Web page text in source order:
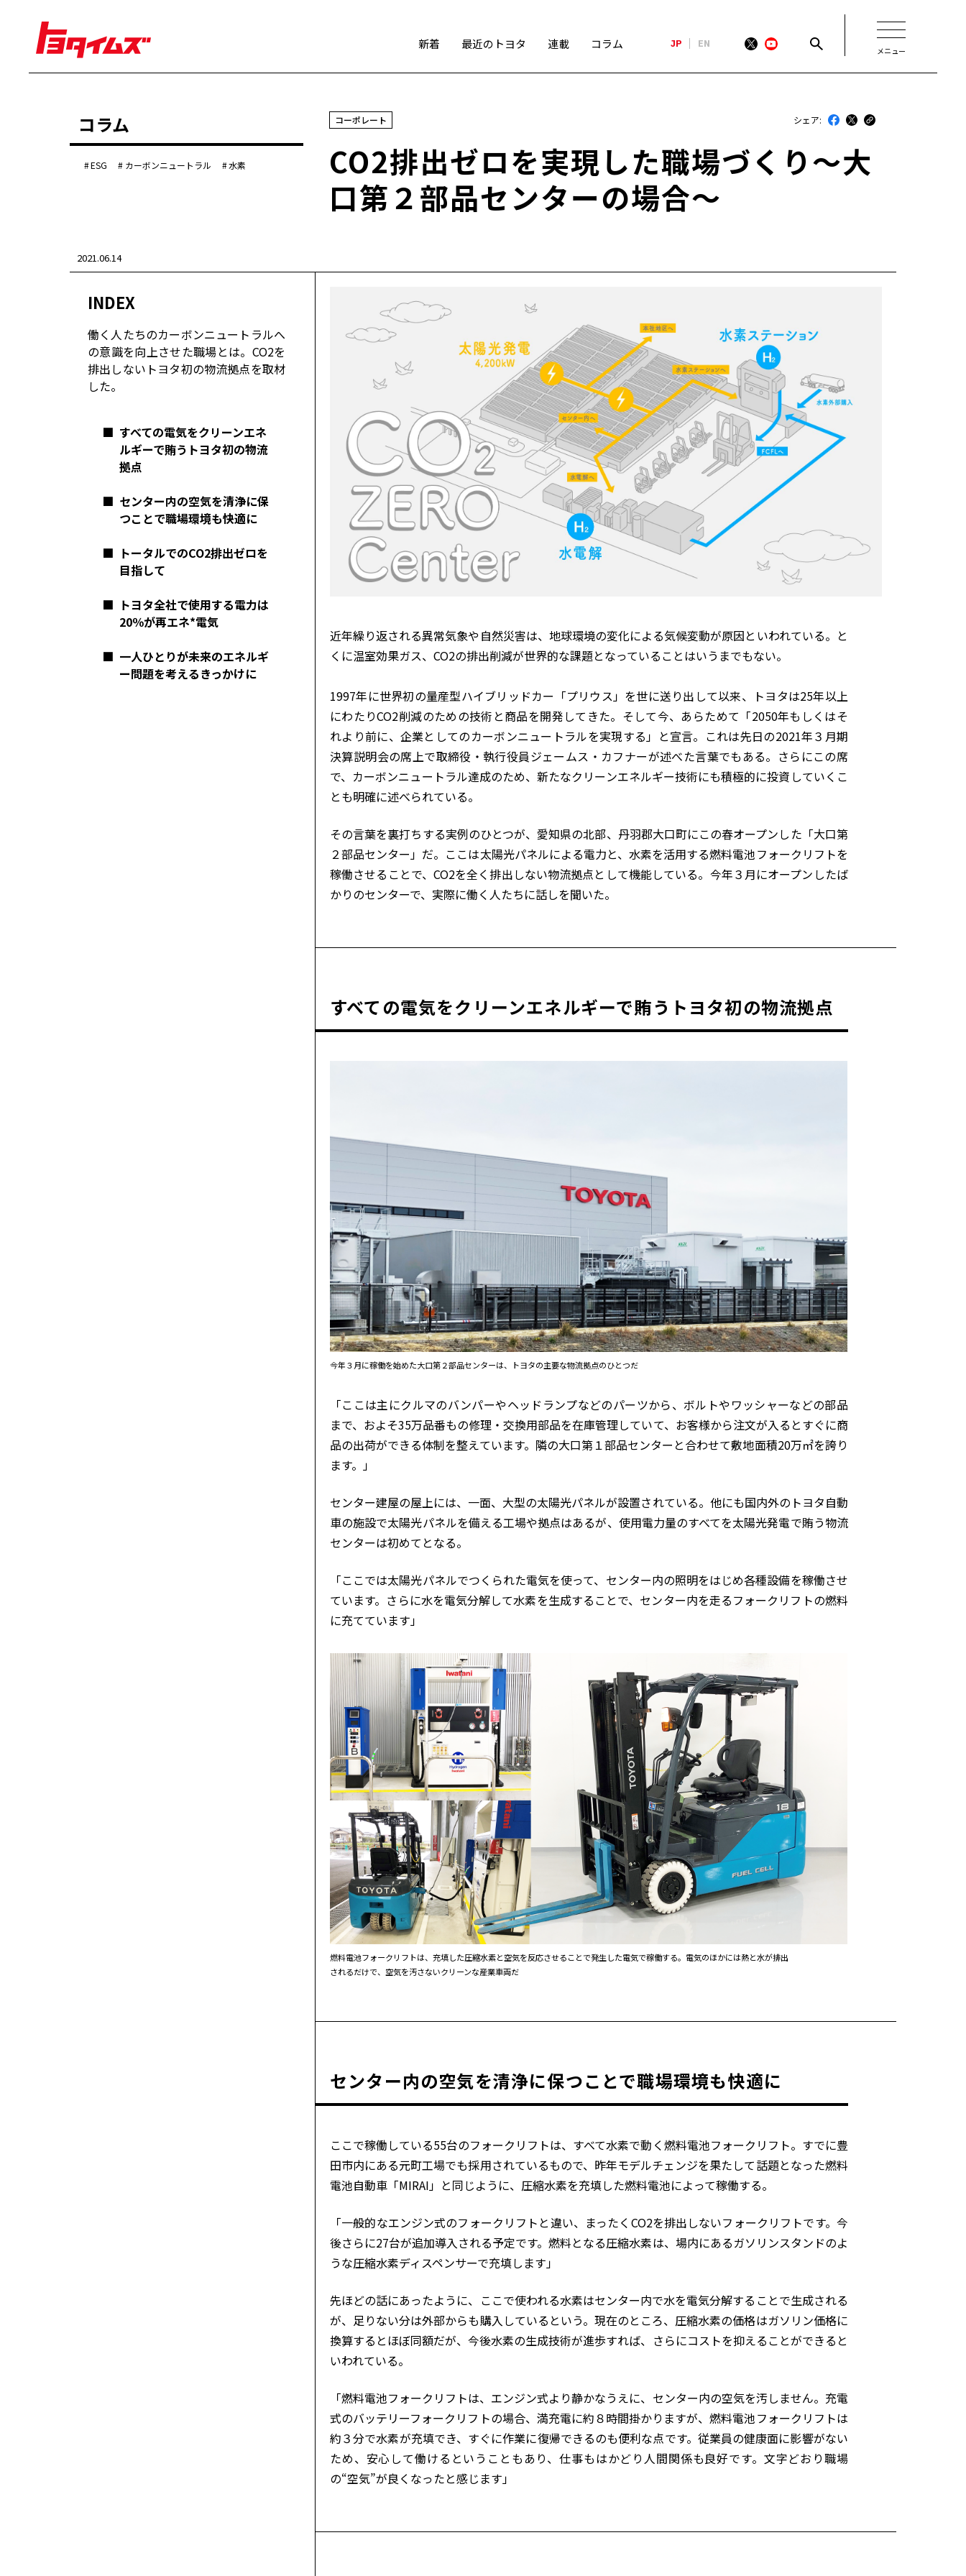
新着 最近のトヨタ 連載 コラム JP EN
メニュー
豊田章男 佐藤恒治 決算 株主総会
労使協議会
スポーツ
WRC TOYOTA GAZOO Racing
センチュリー
コーポレート
モビリティカンパニー トヨタグローバル
トヨタグループ
最近のトヨタ
トヨタイムズスポーツ
トヨタイムズPodcast
SDGs
コラム
ESG カーボンニュートラル 水素
コーポレート シェア:
CO2排出ゼロを実現した職場づくり〜大
口第２部品センターの場合〜
2021.06.14
INDEX
働く人たちのカーボンニュートラルへ
の意識を向上させた職場とは。CO2を
排出しないトヨタ初の物流拠点を取材
した。
■ すべての電気をクリーンエネ
ルギーで賄うトヨタ初の物流
拠点
■ センター内の空気を清浄に保
つことで職場環境も快適に
■ トータルでのCO2排出ゼロを
目指して
■ トヨタ全社で使用する電力は
20％が再エネ*電気
■ 一人ひとりが未来のエネルギ
ー問題を考えるきっかけに
近年繰り返される異常気象や自然災害は、地球環境の変化による気候変動が原因といわれている。と
くに温室効果ガス、CO2の排出削減が世界的な課題となっていることはいうまでもない。
1997年に世界初の量産型ハイブリッドカー「プリウス」を世に送り出して以来、トヨタは25年以上
にわたりCO2削減のための技術と商品を開発してきた。そして今、あらためて「2050年もしくはそ
れより前に、企業としてのカーボンニュートラルを実現する」と宣言。これは先日の2021年３月期
決算説明会の席上で取締役・執行役員ジェームス・カフナーが述べた言葉でもある。さらにこの席
で、カーボンニュートラル達成のため、新たなクリーンエネルギー技術にも積極的に投資していくこ
とも明確に述べられている。
その言葉を裏打ちする実例のひとつが、愛知県の北部、丹羽郡大口町にこの春オープンした「大口第
２部品センター」だ。ここは太陽光パネルによる電力と、水素を活用する燃料電池フォークリフトを
稼働させることで、CO2を全く排出しない物流拠点として機能している。今年３月にオープンしたば
かりのセンターで、実際に働く人たちに話しを聞いた。
すべての電気をクリーンエネルギーで賄うトヨタ初の物流拠点
今年３月に稼働を始めた大口第２部品センターは、トヨタの主要な物流拠点のひとつだ
「ここは主にクルマのバンパーやヘッドランプなどのパーツから、ボルトやワッシャーなどの部品
まで、およそ35万品番もの修理・交換用部品を在庫管理していて、お客様から注文が入るとすぐに商
品の出荷ができる体制を整えています。隣の大口第１部品センターと合わせて敷地面積20万㎡を誇り
ます。」
センター建屋の屋上には、一面、大型の太陽光パネルが設置されている。他にも国内外のトヨタ自動
車の施設で太陽光パネルを備える工場や拠点はあるが、使用電力量のすべてを太陽光発電で賄う物流
センターは初めてとなる。
「ここでは太陽光パネルでつくられた電気を使って、センター内の照明をはじめ各種設備を稼働させ
ています。さらに水を電気分解して水素を生成することで、センター内を走るフォークリフトの燃料
に充てています」
燃料電池フォークリフトは、充填した圧縮水素と空気を反応させることで発生した電気で稼働する。電気のほかには熱と水が排出
されるだけで、空気を汚さないクリーンな産業車両だ
センター内の空気を清浄に保つことで職場環境も快適に
ここで稼働している55台のフォークリフトは、すべて水素で動く燃料電池フォークリフト。すでに豊
田市内にある元町工場でも採用されているもので、昨年モデルチェンジを果たして話題となった燃料
電池自動車「MIRAI」と同じように、圧縮水素を充填した燃料電池によって稼働する。
「一般的なエンジン式のフォークリフトと違い、まったくCO2を排出しないフォークリフトです。今
後さらに27台が追加導入される予定です。燃料となる圧縮水素は、場内にあるガソリンスタンドのよ
うな圧縮水素ディスペンサーで充填します」
先ほどの話にあったように、ここで使われる水素はセンター内で水を電気分解することで生成される
が、足りない分は外部からも購入しているという。現在のところ、圧縮水素の価格はガソリン価格に
換算するとほぼ同額だが、今後水素の生成技術が進歩すれば、さらにコストを抑えることができると
いわれている。
「燃料電池フォークリフトは、エンジン式より静かなうえに、センター内の空気を汚しません。充電
式のバッテリーフォークリフトの場合、満充電に約８時間掛かりますが、燃料電池フォークリフトは
約３分で水素が充填でき、すぐに作業に復帰できるのも便利な点です。従業員の健康面に影響がない
ため、安心して働けるということもあり、仕事もはかどり人間関係も良好です。文字どおり職場
の“空気”が良くなったと感じます」